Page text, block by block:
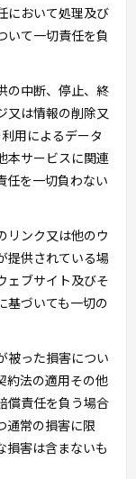
において処理及び
いて一切責任を負
の中断、停止、終
又は情報の削除又
用によるデータ
本サービスに関連
任を一切負わない
リンク又は他のウ
提供されている場
ェブサイト及びそ
基づいても一切の
被った損害につい
約法の適用その他
償責任を負う場合
通常の損害に限
損害は含まないも